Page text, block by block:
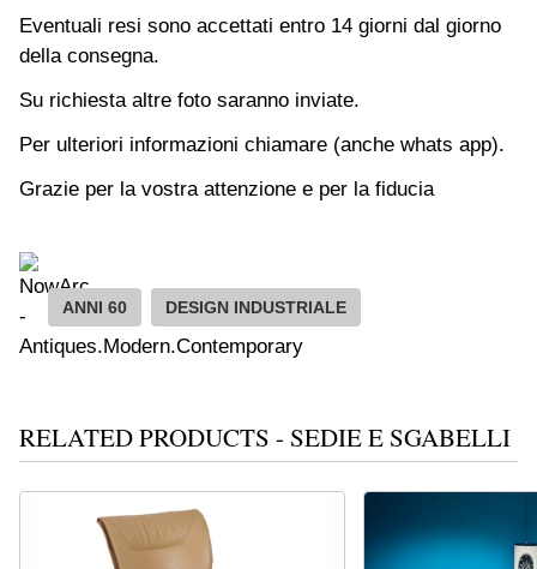
Eventuali resi sono accettati entro 14 giorni dal giorno
della consegna.
Su richiesta altre foto saranno inviate.
Per ulteriori informazioni chiamare (anche whats app).
Grazie per la vostra attenzione e per la fiducia
ANNI 60 DESIGN INDUSTRIALE
RELATED PRODUCTS - SEDIE E SGABELLI